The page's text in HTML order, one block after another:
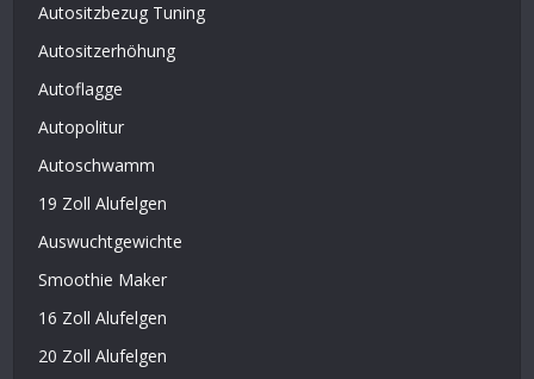
Autositzbezug Tuning
Autositzerhöhung
Autoflagge
Autopolitur
Autoschwamm
19 Zoll Alufelgen
Auswuchtgewichte
Smoothie Maker
16 Zoll Alufelgen
20 Zoll Alufelgen